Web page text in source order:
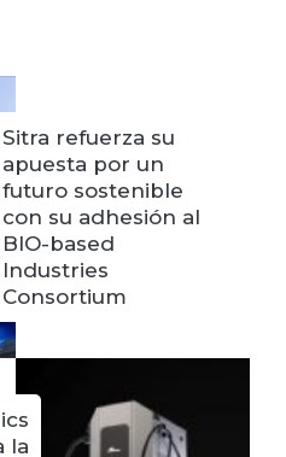
Sitra refuerza su
apuesta por un
futuro sostenible
con su adhesión al
BIO-based
Industries
Consortium
la